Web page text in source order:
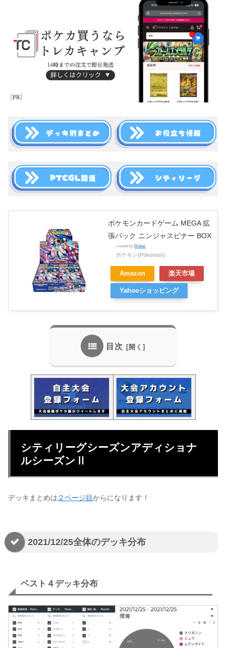
ポケモンカードゲーム MEGA 拡
張パック ニンジャスピナー BOX
created by Rinker
ポケモン(Pokemon)
Amazon 楽天市場
Yahooショッピング
目次
シティリーグシーズンアディショナ
ルシーズンⅡ
デッキまとめは ２ページ目からになります！
2021/12/25全体のデッキ分布
ベスト４デッキ分布